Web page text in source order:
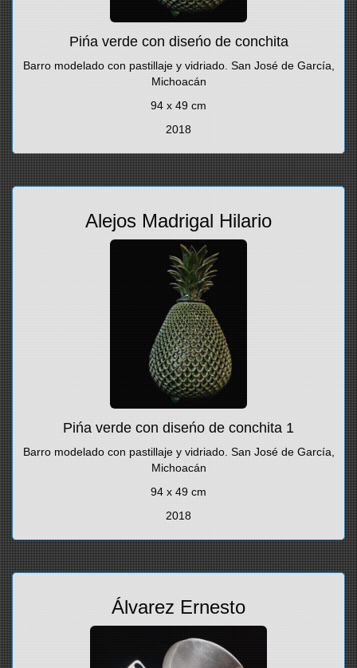
Pińa verde con diseńo de conchita
Barro modelado con pastillaje y vidriado. San José de García,
Michoacán
94 x 49 cm
2018
Alejos Madrigal Hilario
Pińa verde con diseńo de conchita 1
Barro modelado con pastillaje y vidriado. San José de García,
Michoacán
94 x 49 cm
2018
Álvarez Ernesto